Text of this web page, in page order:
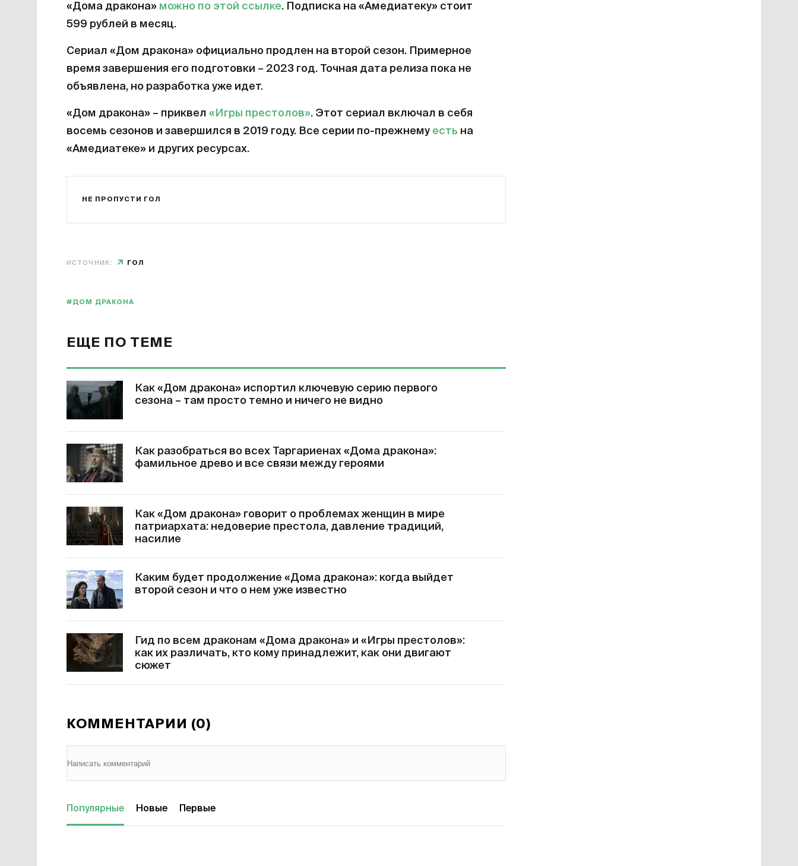
«Дома дракона» можно по этой ссылке. Подписка на «Амедиатеку» стоит
599 рублей в месяц.
Сериал «Дом дракона» официально продлен на второй сезон. Примерное
время завершения его подготовки – 2023 год. Точная дата релиза пока не
объявлена, но разработка уже идет.
«Дом дракона» – приквел «Игры престолов». Этот сериал включал в себя
восемь сезонов и завершился в 2019 году. Все серии по-прежнему есть на
«Амедиатеке» и других ресурсах.
НЕ ПРОПУСТИ ГОЛ
ИСТОЧНИК: ГОЛ
#ДОМ ДРАКОНА
ЕЩЕ ПО ТЕМЕ
Как «Дом дракона» испортил ключевую серию первого
сезона – там просто темно и ничего не видно
Как разобраться во всех Таргариенах «Дома дракона»:
фамильное древо и все связи между героями
Как «Дом дракона» говорит о проблемах женщин в мире
патриархата: недоверие престола, давление традиций,
насилие
Каким будет продолжение «Дома дракона»: когда выйдет
второй сезон и что о нем уже известно
Гид по всем драконам «Дома дракона» и «Игры престолов»:
как их различать, кто кому принадлежит, как они двигают
сюжет
КОММЕНТАРИИ (0)
Популярные Новые Первые